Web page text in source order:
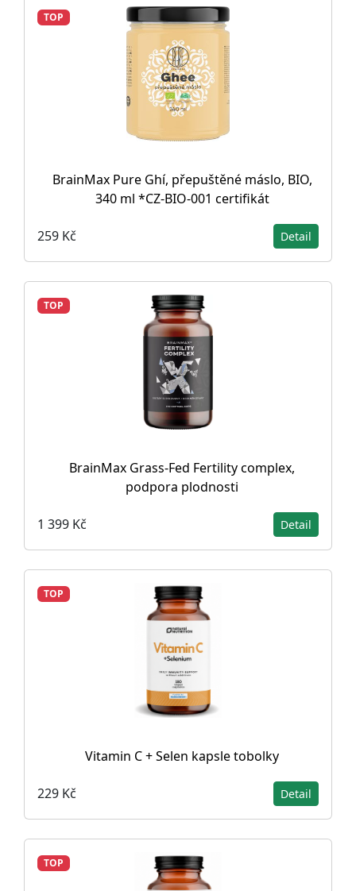
TOP
BrainMax Pure Ghí, přepuštěné máslo, BIO,
340 ml *CZ-BIO-001 certifikát
259 Kč Detail
TOP
BrainMax Grass-Fed Fertility complex,
podpora plodnosti
1 399 Kč Detail
TOP
Vitamin C + Selen kapsle tobolky
229 Kč Detail
TOP